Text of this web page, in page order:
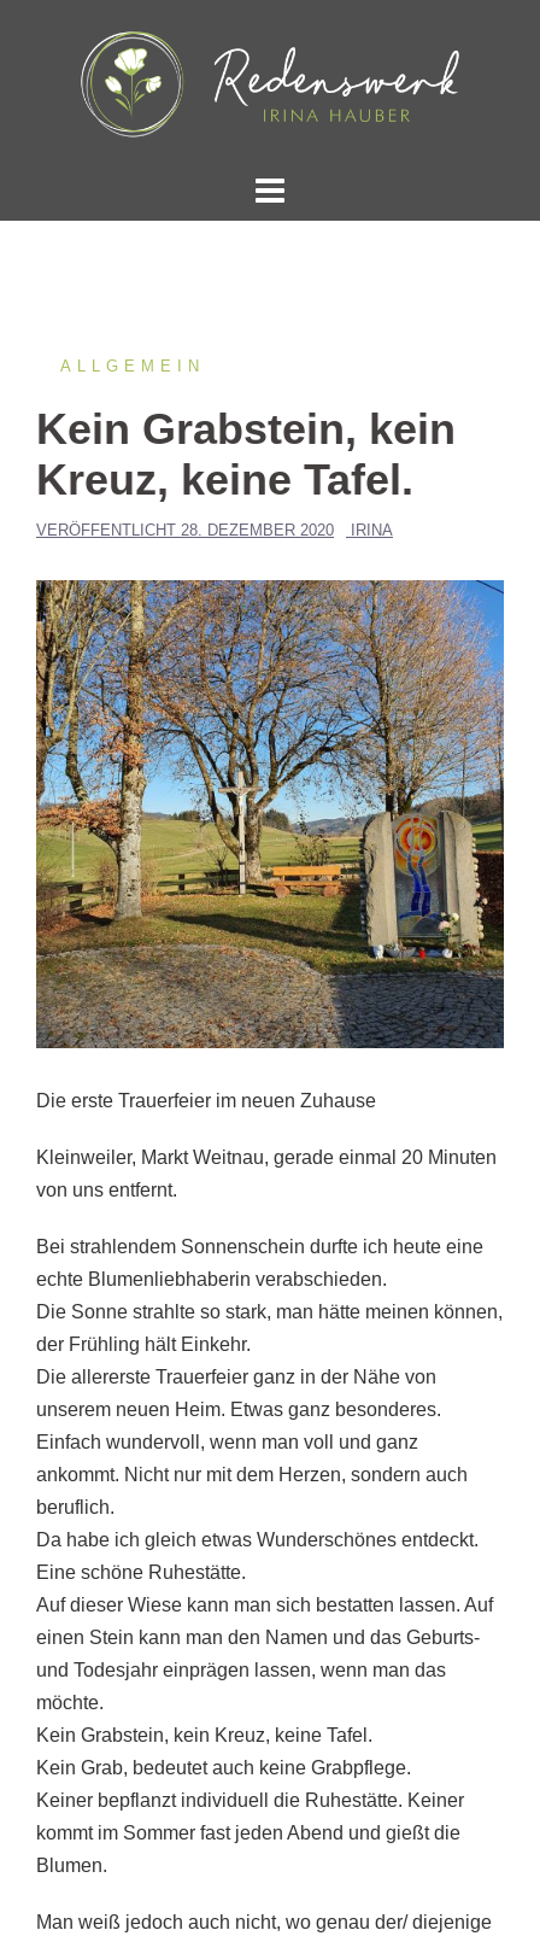
ALLGEMEIN
Kein Grabstein, kein
Kreuz, keine Tafel.
VERÖFFENTLICHT 28. DEZEMBER 2020 IRINA
Die erste Trauerfeier im neuen Zuhause
Kleinweiler, Markt Weitnau, gerade einmal 20 Minuten
von uns entfernt.
Bei strahlendem Sonnenschein durfte ich heute eine
echte Blumenliebhaberin verabschieden.
Die Sonne strahlte so stark, man hätte meinen können,
der Frühling hält Einkehr.
Die allererste Trauerfeier ganz in der Nähe von
unserem neuen Heim. Etwas ganz besonderes.
Einfach wundervoll, wenn man voll und ganz
ankommt. Nicht nur mit dem Herzen, sondern auch
beruflich.
Da habe ich gleich etwas Wunderschönes entdeckt.
Eine schöne Ruhestätte.
Auf dieser Wiese kann man sich bestatten lassen. Auf
einen Stein kann man den Namen und das Geburts-
und Todesjahr einprägen lassen, wenn man das
möchte.
Kein Grabstein, kein Kreuz, keine Tafel.
Kein Grab, bedeutet auch keine Grabpflege.
Keiner bepflanzt individuell die Ruhestätte. Keiner
kommt im Sommer fast jeden Abend und gießt die
Blumen.
Man weiß jedoch auch nicht, wo genau der/ diejenige